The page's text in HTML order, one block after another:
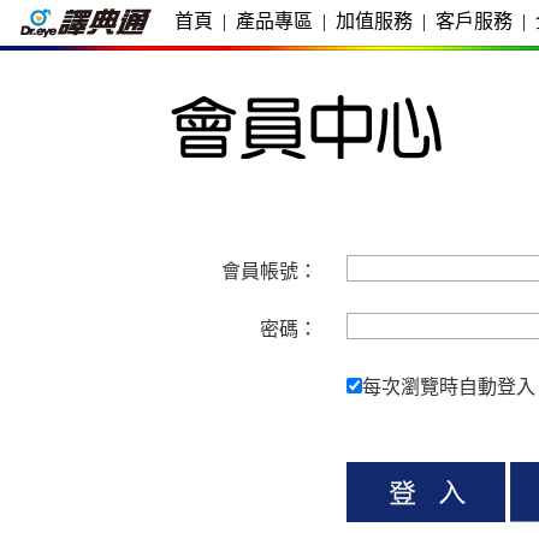
首頁 | 產品專區 | 加值服務 | 客戶服務 |
會員帳號：
密碼：
每次瀏覽時自動登入